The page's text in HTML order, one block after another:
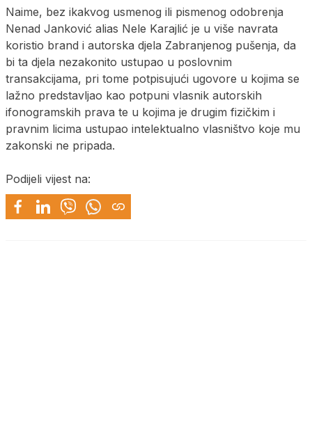
Naime, bez ikakvog usmenog ili pismenog odobrenja
Nenad Janković alias Nele Karajlić je u više navrata
koristio brand i autorska djela Zabranjenog pušenja, da
bi ta djela nezakonito ustupao u poslovnim
transakcijama, pri tome potpisujući ugovore u kojima se
lažno predstavljao kao potpuni vlasnik autorskih
ifonogramskih prava te u kojima je drugim fizičkim i
pravnim licima ustupao intelektualno vlasništvo koje mu
zakonski ne pripada.
Podijeli vijest na: